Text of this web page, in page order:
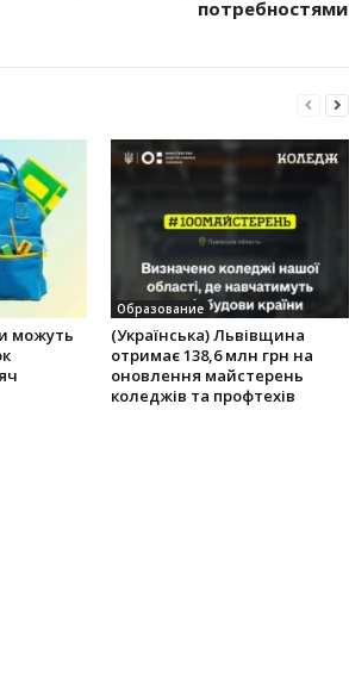
потребностями
можуть
Образование
(Українська) Львівщина
отримає 138,6 млн грн на
оновлення майстерень
коледжів та профтехів